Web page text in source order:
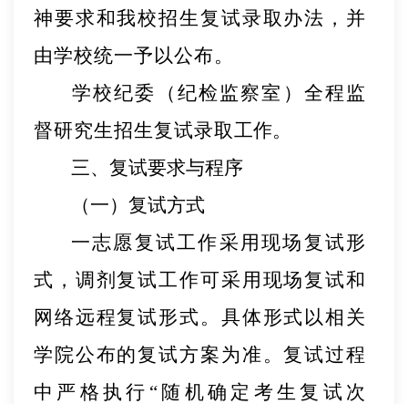
神要求和我校招生复试录取办法，并
由学校统一予以公布。
学校纪委（纪检监察室）全程监
督研究生招生复试录取工作。
三、复试要求与程序
（一）复试方式
一志愿复试工作采用现场复试形
式，调剂复试工作可采用现场复试和
网络远程复试形式。具体形式以相关
学院公布的复试方案为准。复试过程
中严格执行 “随机确定考生复试次